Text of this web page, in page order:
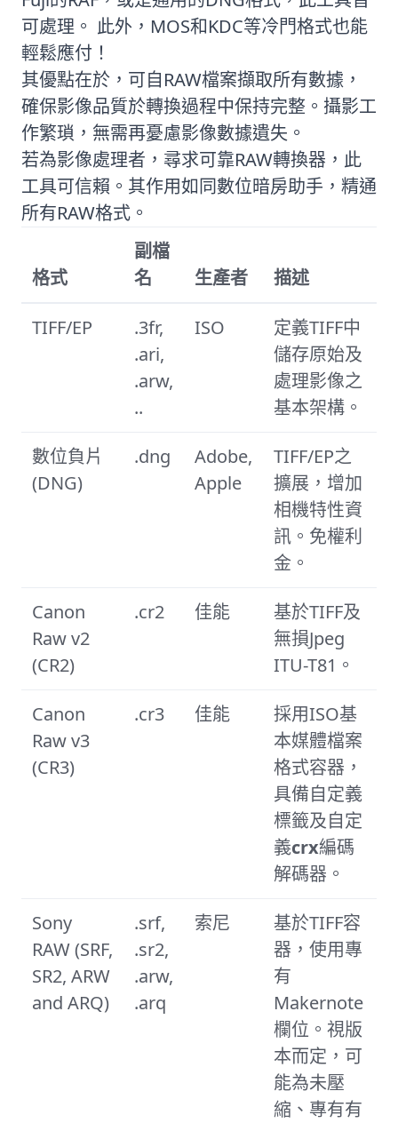
可處理。 此外，MOS和KDC等冷門格式也能
輕鬆應付！
其優點在於，可自RAW檔案擷取所有數據，
確保影像品質於轉換過程中保持完整。攝影工
作繁瑣，無需再憂慮影像數據遺失。
若為影像處理者，尋求可靠RAW轉換器，此
工具可信賴。其作用如同數位暗房助手，精通
所有RAW格式。
格式
副檔
名
生產者 描述
TIFF/EP
.3fr,
.ari,
.arw,
..
ISO
定義TIFF中
儲存原始及
處理影像之
基本架構。
數位負片
(DNG)
.dng
Adobe,
Apple
TIFF/EP之
擴展，增加
相機特性資
訊。免權利
金。
Canon
Raw v2
(CR2)
.cr2 佳能
基於TIFF及
無損Jpeg
ITU-T81。
Canon
Raw v3
(CR3)
.cr3 佳能
採用ISO基
本媒體檔案
格式容器，
具備自定義
標籤及自定
義crx編碼
解碼器。
Sony
RAW (SRF,
SR2, ARW
and ARQ)
.srf,
.sr2,
.arw,
.arq
索尼
基於TIFF容
器，使用專
有
Makernote
欄位。視版
本而定，可
能為未壓
縮、專有有